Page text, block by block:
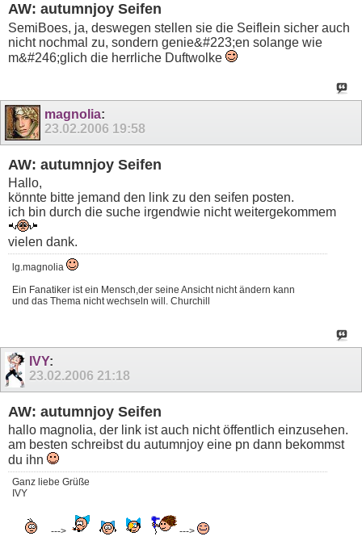
AW: autumnjoy Seifen
SemiBoes, ja, deswegen stellen sie die Seiflein sicher auch
nicht nochmal zu, sondern genie&#223;en solange wie
m&#246;glich die herrliche Duftwolke
magnolia:
23.02.2006 19:58
AW: autumnjoy Seifen
Hallo,
könnte bitte jemand den link zu den seifen posten.
ich bin durch die suche irgendwie nicht weitergekommem
vielen dank.
lg.magnolia
Ein Fanatiker ist ein Mensch,der seine Ansicht nicht ändern kann
und das Thema nicht wechseln will. Churchill
IVY:
23.02.2006 21:18
AW: autumnjoy Seifen
hallo magnolia, der link ist auch nicht öffentlich einzusehen.
am besten schreibst du autumnjoy eine pn dann bekommst
du ihn
Ganz liebe Grüße
IVY
---> --->